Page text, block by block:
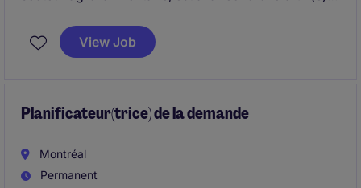
canadiennes (30 collaborateurs, 70 M$ de chiffre
d'affaires) et accélérer sa prochaine phase de
View Job
Planificateur(trice) de la demande
Montréal
Permanent